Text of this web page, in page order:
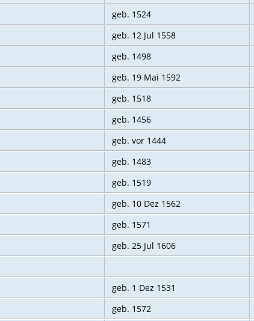
geb. 1524
geb. 12 Jul 1558
geb. 1498
geb. 19 Mai 1592
geb. 1518
geb. 1456
geb. vor 1444
geb. 1483
geb. 1519
geb. 10 Dez 1562
geb. 1571
geb. 25 Jul 1606
geb. 1 Dez 1531
geb. 1572